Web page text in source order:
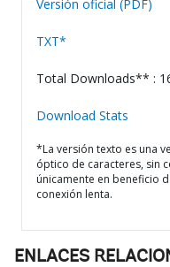
Versión oficial (PDF)
TXT*
Total Downloads** :
Download Stats
*La versión texto es una
óptico de caracteres, sin
únicamente en beneficio
conexión lenta.
ENLACES